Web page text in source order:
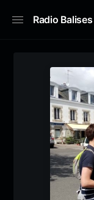
Radio Balises